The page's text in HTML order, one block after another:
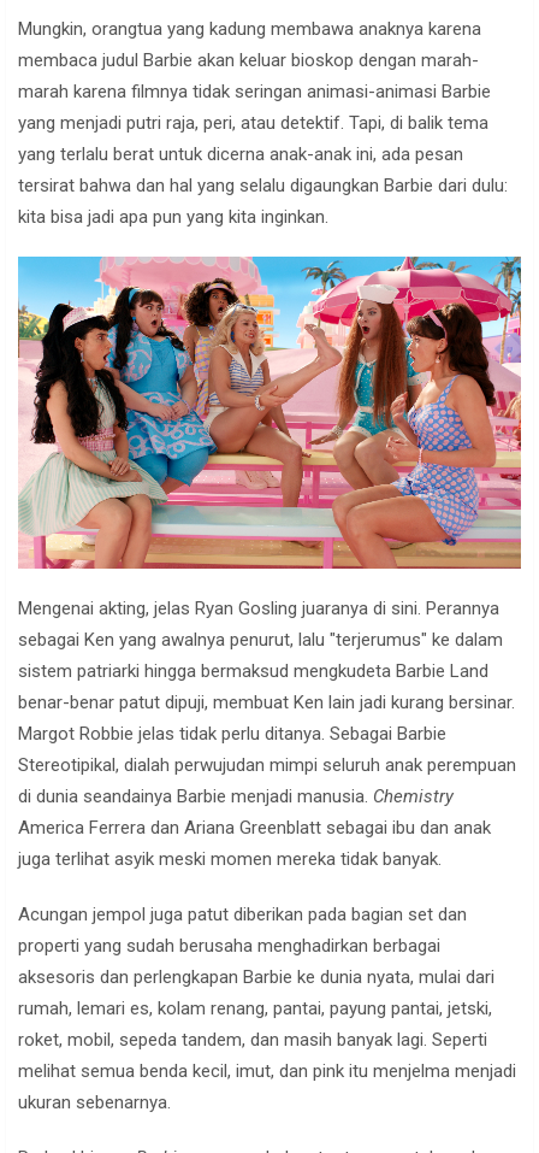
Mungkin, orangtua yang kadung membawa anaknya karena
membaca judul Barbie akan keluar bioskop dengan marah-
marah karena filmnya tidak seringan animasi-animasi Barbie
yang menjadi putri raja, peri, atau detektif. Tapi, di balik tema
yang terlalu berat untuk dicerna anak-anak ini, ada pesan
tersirat bahwa dan hal yang selalu digaungkan Barbie dari dulu:
kita bisa jadi apa pun yang kita inginkan.
Mengenai akting, jelas Ryan Gosling juaranya di sini. Perannya
sebagai Ken yang awalnya penurut, lalu "terjerumus" ke dalam
sistem patriarki hingga bermaksud mengkudeta Barbie Land
benar-benar patut dipuji, membuat Ken lain jadi kurang bersinar.
Margot Robbie jelas tidak perlu ditanya. Sebagai Barbie
Stereotipikal, dialah perwujudan mimpi seluruh anak perempuan
di dunia seandainya Barbie menjadi manusia. Chemistry
America Ferrera dan Ariana Greenblatt sebagai ibu dan anak
juga terlihat asyik meski momen mereka tidak banyak.
Acungan jempol juga patut diberikan pada bagian set dan
properti yang sudah berusaha menghadirkan berbagai
aksesoris dan perlengkapan Barbie ke dunia nyata, mulai dari
rumah, lemari es, kolam renang, pantai, payung pantai, jetski,
roket, mobil, sepeda tandem, dan masih banyak lagi. Seperti
melihat semua benda kecil, imut, dan pink itu menjelma menjadi
ukuran sebenarnya.